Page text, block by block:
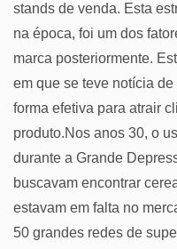
stands de venda. Esta
na época, foi um dos
marca posteriormente.
em que se teve notícia
forma efetiva para atrair
produto.Nos anos 30, o
durante a Grande
buscavam encontrar
estavam em falta no
50 grandes redes de